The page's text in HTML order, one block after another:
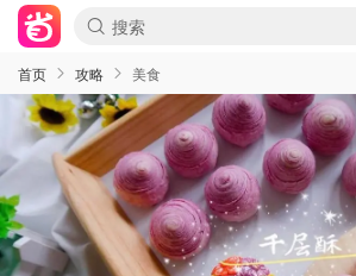
首页 攻略 美食